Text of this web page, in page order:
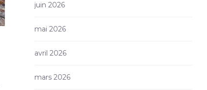
juin 2026
mai 2026
avril 2026
mars 2026